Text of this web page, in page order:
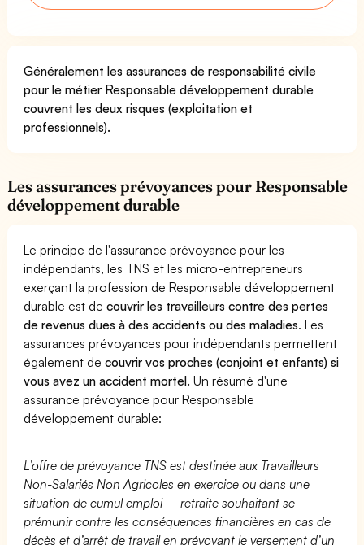
Généralement les assurances de responsabilité civile
pour le métier Responsable développement durable
couvrent les deux risques (exploitation et
professionnels).
Les assurances prévoyances pour Responsable
développement durable
Le principe de l'assurance prévoyance pour les
indépendants, les TNS et les micro-entrepreneurs
exerçant la profession de Responsable développement
durable est decouvrir les travailleurs contre des pertes
de revenus dues à des accidents ou des maladies. Les
assurances prévoyances pour indépendants permettent
également decouvrir vos proches (conjoint et enfants) si
vous avez un accident mortel. Un résumé d'une
assurance prévoyance pour Responsable
développement durable:
L’offre de prévoyance TNS est destinée aux Travailleurs
Non-Salariés Non Agricoles en exercice ou dans une
situation de cumul emploi – retraite souhaitant se
prémunir contre les conséquences financières en cas de
décès et d’arrêt de travail en prévoyant le versement d’un